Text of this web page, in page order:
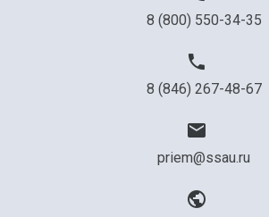
8 (800) 550-34-35
8 (846) 267-48-67
priem@ssau.ru